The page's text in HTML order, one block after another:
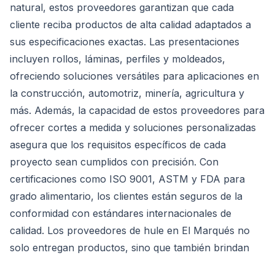
natural, estos proveedores garantizan que cada
cliente reciba productos de alta calidad adaptados a
sus especificaciones exactas. Las presentaciones
incluyen rollos, láminas, perfiles y moldeados,
ofreciendo soluciones versátiles para aplicaciones en
la construcción, automotriz, minería, agricultura y
más. Además, la capacidad de estos proveedores para
ofrecer cortes a medida y soluciones personalizadas
asegura que los requisitos específicos de cada
proyecto sean cumplidos con precisión. Con
certificaciones como ISO 9001, ASTM y FDA para
grado alimentario, los clientes están seguros de la
conformidad con estándares internacionales de
calidad. Los proveedores de hule en El Marqués no
solo entregan productos, sino que también brindan